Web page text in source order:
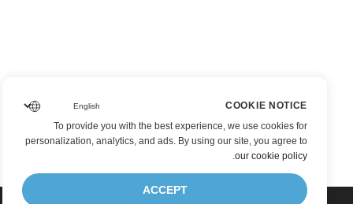
COOKIE NOTICE
To provide you with the best experience, we use cookies for
personalization, analytics, and ads. By using our site, you agree to
our cookie policy
.
ACCEPT